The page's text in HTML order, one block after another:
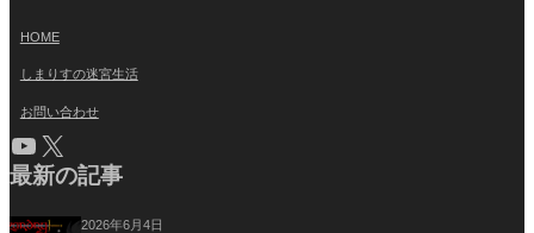
HOME
しまりすの迷宮生活
お問い合わせ
YouTube X
最新の記事
2026年6月4日